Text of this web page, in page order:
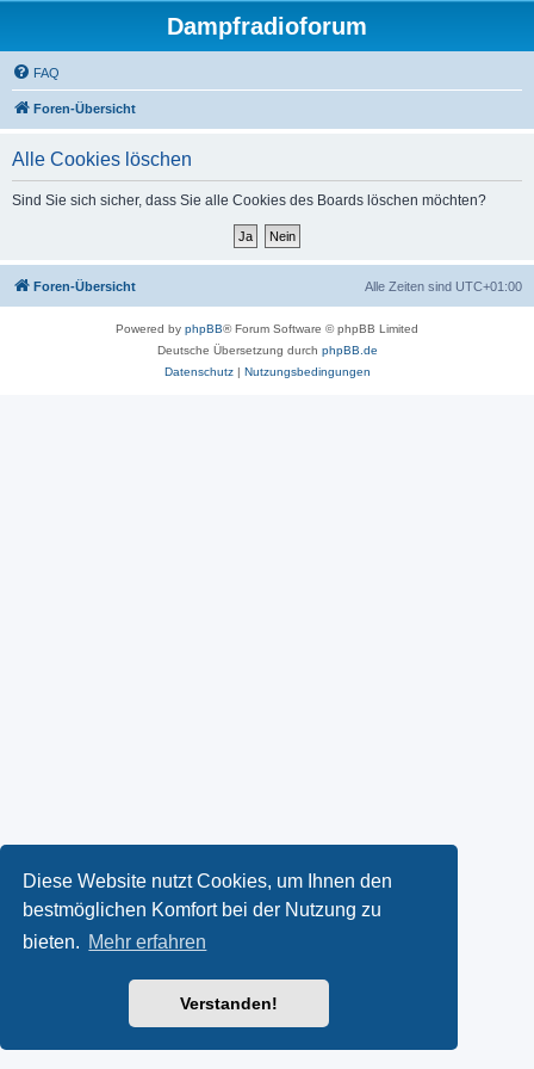
Diese Website nutzt Cookies, um Ihnen den
bestmöglichen Komfort bei der Nutzung zu
bieten. Mehr erfahren
Verstanden!
Dampfradioforum
FAQ
Foren-Übersicht
Alle Cookies löschen
Sind Sie sich sicher, dass Sie alle Cookies des Boards löschen möchten?
Foren-Übersicht Alle Zeiten sind UTC+01:00
Powered by phpBB® Forum Software © phpBB Limited
Deutsche Übersetzung durch phpBB.de
Datenschutz| Nutzungsbedingungen